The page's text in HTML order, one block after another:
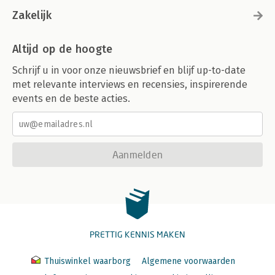
Aan de slag ........................................ 461
Beeldcorrecties ................................. 474
Kleurcorrectie/color grading ............. 475
Vfx ..................................................... 478
Samenvatting .................................... 480
Genres ................................................... 483
Komedie ............................................ 484
Horror ................................................ 488
Thriller/suspense ............................... 491
Actie/misdaad ................................... 496
Overige genres ................................. 506
Samenvatting .................................... 507
Appendix Camerakeuze ................. 509
Begrippenlĳ st ...................................... 521
Index ....................................................... 529
Zakelijk
Altijd op de hoogte
Schrijf u in voor onze nieuwsbrief en blijf up-to-date
met relevante interviews en recensies, inspirerende
events en de beste acties.
Aanmelden
PRETTIG KENNIS MAKEN
Thuiswinkel waarborg
Algemene voorwaarden